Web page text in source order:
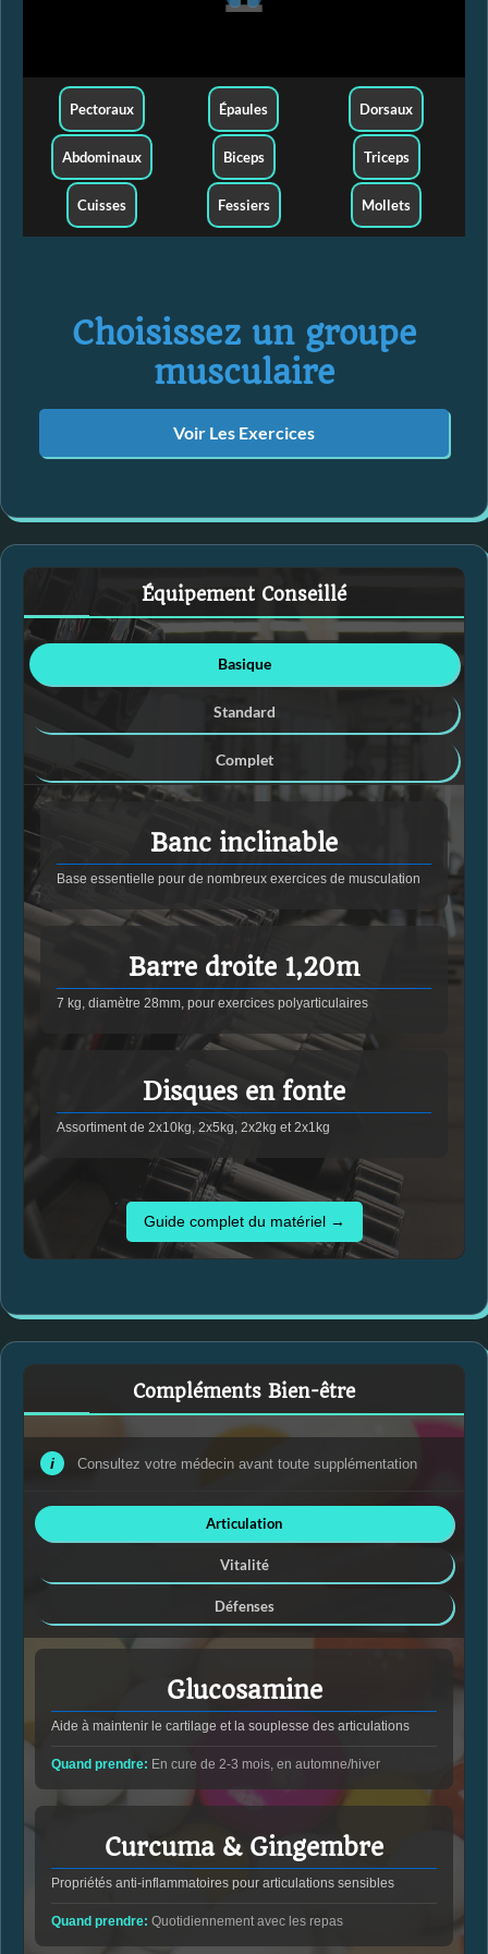
Pectoraux Épaules Dorsaux
Abdominaux Biceps Triceps
Cuisses Fessiers Mollets
Choisissez un groupe
musculaire
Voir Les Exercices
Équipement Conseillé
Basique
Standard
Complet
Banc inclinable
Base essentielle pour de nombreux exercices de musculation
Barre droite 1,20m
7 kg, diamètre 28mm, pour exercices polyarticulaires
Disques en fonte
Assortiment de 2x10kg, 2x5kg, 2x2kg et 2x1kg
Guide complet du matériel →
Compléments Bien-être
i Consultez votre médecin avant toute supplémentation
Articulation
Vitalité
Défenses
Glucosamine
Aide à maintenir le cartilage et la souplesse des articulations
Quand prendre: En cure de 2-3 mois, en automne/hiver
Curcuma & Gingembre
Propriétés anti-inflammatoires pour articulations sensibles
Quand prendre: Quotidiennement avec les repas